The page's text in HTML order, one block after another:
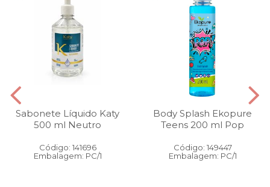
Sabonete Líquido Katy
500 ml Neutro
Código: 141696
Embalagem: PC/1
Body Splash Ekopure
Teens 200 ml Pop
Código: 149447
Embalagem: PC/1